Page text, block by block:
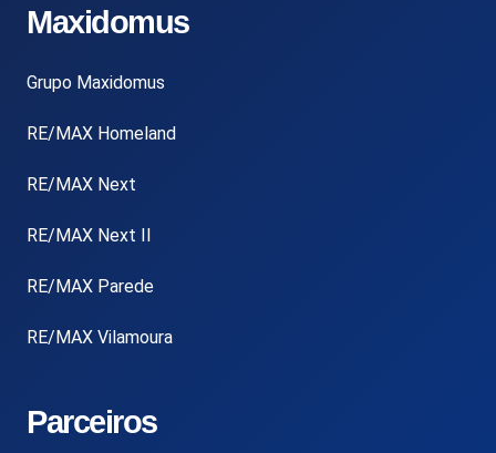
Maxidomus
Grupo Maxidomus
RE/MAX Homeland
RE/MAX Next
RE/MAX Next II
RE/MAX Parede
RE/MAX Vilamoura
Parceiros